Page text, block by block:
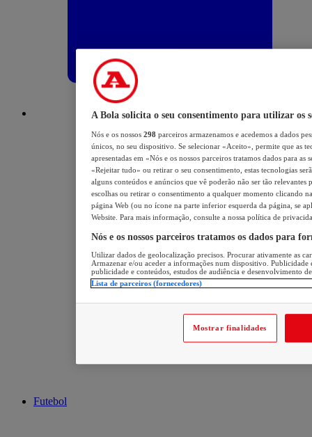
Futebol
A Bola solicita o seu consentimento para utilizar os
Nós e os nossos 298 parceiros armazenamos e acedemos a dados
únicos, no seu dispositivo. Se selecionar «Aceito», permite que as
apresentadas em «Nós e os nossos parceiros tratamos dados para
«Rejeitar tudo» ou retirar o seu consentimento, estas tecnologias
alguns conteúdos e anúncios que vê poderão não ser tão relevantes
escolhas ou retirar o consentimento a qualquer momento clicando
página Web (ou no ícone na parte inferior esquerda da página, se
Website. Para mais informação, consulte a nossa política de
Nós e os nossos parceiros tratamos os dados para
Utilizar dados de geolocalização precisos. Procurar ativamente as
Armazenar e/ou aceder a informações num dispositivo. Publicidade
publicidade e conteúdos, estudos de audiência e desenvolvimento
Lista de parceiros (fornecedores)
Mostrar finalidades